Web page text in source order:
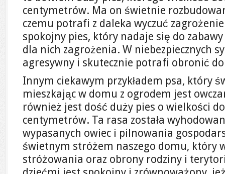
centymetrów. Ma on świetnie
czemu potrafi z daleka wyczuć
spokojny pies, który nadaje się do
dla nich zagrożenia. W niebezpiecznych
agresywny i skutecznie potrafi obronić
Innym ciekawym przykładem psa, który
mieszkając w domu z ogrodem jest
również jest dość duży pies o wielkości
centymetrów. Ta rasa została
wypasanych owiec i pilnowania
świetnym stróżem naszego domu, który
stróżowania oraz obrony rodziny i